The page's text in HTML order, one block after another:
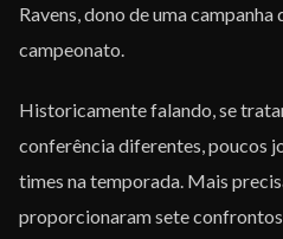
Ravens, dono de uma
campeonato.
Historicamente falando, se
conferência diferentes, poucos
times na temporada. Mais
proporcionaram sete